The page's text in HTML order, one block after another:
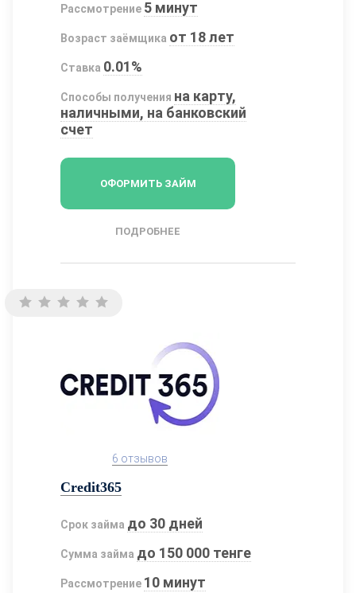
Рассмотрение 5 минут
Возраст заёмщика от 18 лет
Ставка 0.01%
Способы получения на карту,
наличными, на банковский
счет
ОФОРМИТЬ ЗАЙМ
ПОДРОБНЕЕ
6 отзывов
Credit365
Срок займа до 30 дней
Сумма займа до 150 000 тенге
Рассмотрение 10 минут